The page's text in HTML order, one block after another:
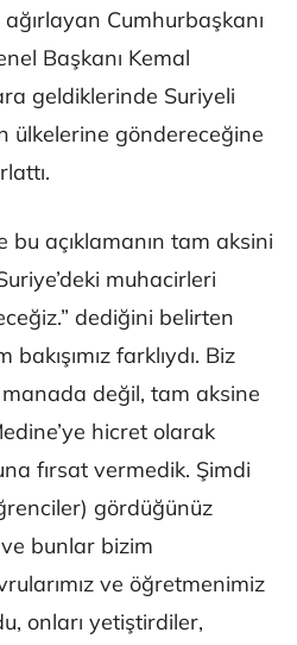
Cumhurbaşkanı
Başkanı Kemal
geldiklerinde Suriyeli
ülkelerine göndereceğine
bu açıklamanın tam aksini
muhacirleri
dediğini belirten
farklıydı. Biz
manada değil, tam aksine
hicret olarak
fırsat vermedik. Şimdi
gördüğünüz
bunlar bizim
ve öğretmenimiz
onları yetiştirdiler,